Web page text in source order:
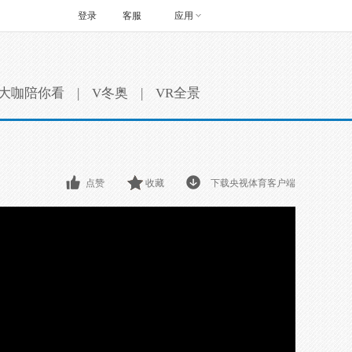
客服 应用
登录
咖陪你看 | V冬奥 | VR全景
下载央视体育客户端
收藏
点赞